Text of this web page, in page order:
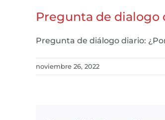
Pregunta de dialogo
Pregunta de diálogo diario:
noviembre 26, 2022